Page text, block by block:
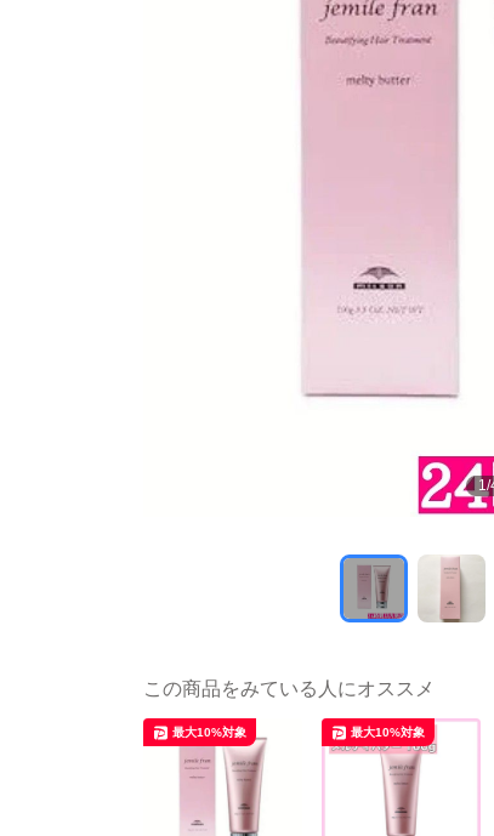
1/
この商品をみている人にオススメ
最大10%対象 最大10%対象